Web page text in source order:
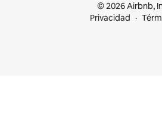
© 2026 Airbnb,
Privacidad